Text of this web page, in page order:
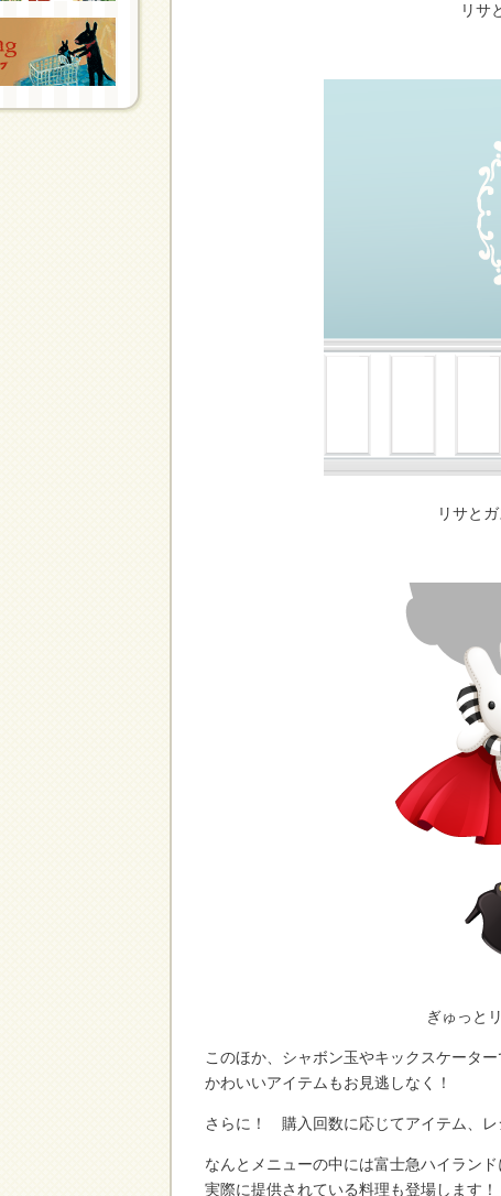
リサ
リサと
ぎゅっと
このほか、シャボン玉やキックスケータ
かわいいアイテムもお見逃しなく！
さらに！ 購入回数に応じてアイテム、
なんとメニューの中には富士急ハイラン
実際に提供されている料理も登場します！